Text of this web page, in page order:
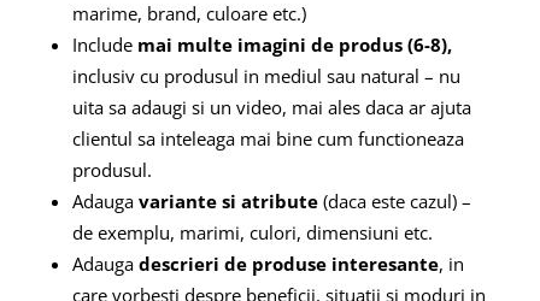
marime, brand, culoare etc.)
Include mai multe imagini de produs (6-8),
inclusiv cu produsul in mediul sau natural – nu
uita sa adaugi si un video, mai ales daca ar ajuta
clientul sa inteleaga mai bine cum functioneaza
produsul.
Adauga variante si atribute(daca este cazul) –
de exemplu, marimi, culori, dimensiuni etc.
Adauga descrieri de produse interesante, in
care vorbesti despre beneficii, situatii si moduri in